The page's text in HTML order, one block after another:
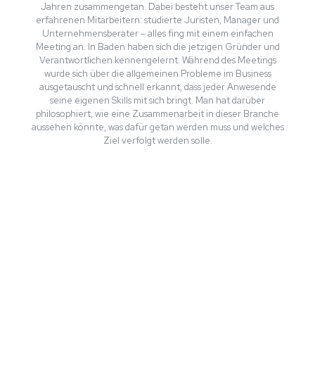
Jahren zusammengetan. Dabei besteht unser Team aus
erfahrenen Mitarbeitern: studierte Juristen, Manager und
Unternehmensberater – alles fing mit einem einfachen
Meeting an. In Baden haben sich die jetzigen Gründer und
Verantwortlichen kennengelernt. Während des Meetings
wurde sich über die allgemeinen Probleme im Business
ausgetauscht und schnell erkannt, dass jeder Anwesende
seine eigenen Skills mit sich bringt. Man hat darüber
philosophiert, wie eine Zusammenarbeit in dieser Branche
aussehen könnte, was dafür getan werden muss und welches
Ziel verfolgt werden solle.